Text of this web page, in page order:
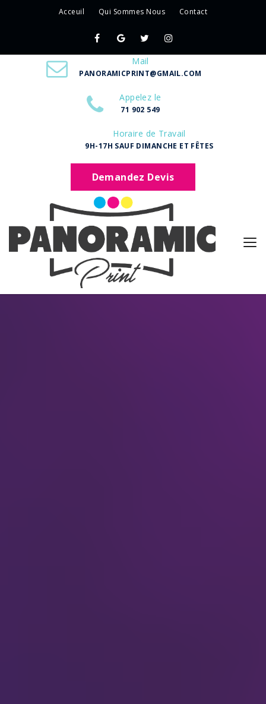
Acceuil Qui Sommes Nous Contact
Mail
PANORAMICPRINT@GMAIL.COM
Appelez le
71 902 549
Horaire de Travail
9H-17H SAUF DIMANCHE ET FÊTES
Demandez Devis